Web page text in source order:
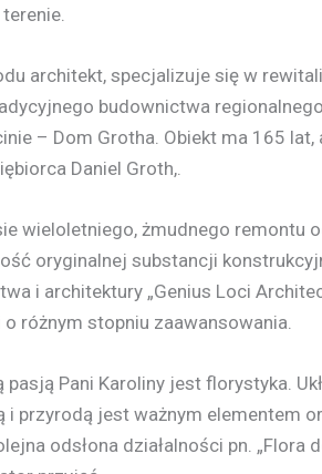
architekt, specjalizuje się w
budownictwa
– Dom Grotha. Obiekt ma 165
Daniel Groth,.
wieloletniego, żmudnego remontu
oryginalnej substancji
i architektury „Genius Loci
o różnym stopniu zaawansowania.
pasją Pani Karoliny jest florystyka.
i przyrodą jest ważnym elementem
odsłona działalności pn. „Flora